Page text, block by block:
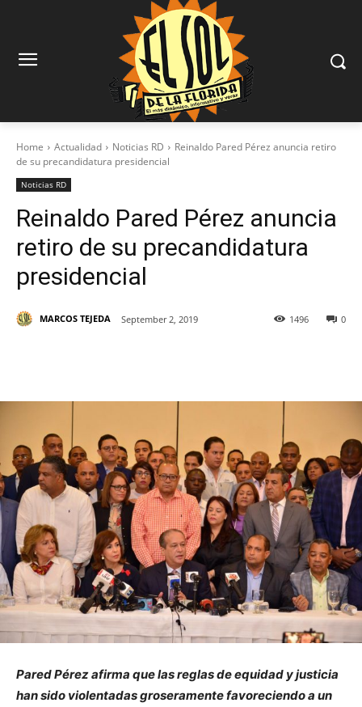
Home Actualidad Noticias RD
Reinaldo Pared Pérez anuncia retiro
de su precandidatura presidencial
Noticias RD
Reinaldo Pared Pérez anuncia
retiro de su precandidatura
presidencial
MARCOS TEJEDA September 2, 2019 0
1496
Pared Pérez afirma que las reglas de equidad y justicia
han sido violentadas groseramente favoreciendo a un